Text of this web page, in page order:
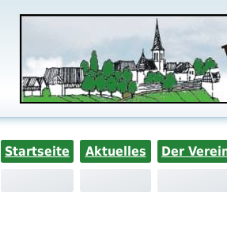
Startseite Aktuelles Der